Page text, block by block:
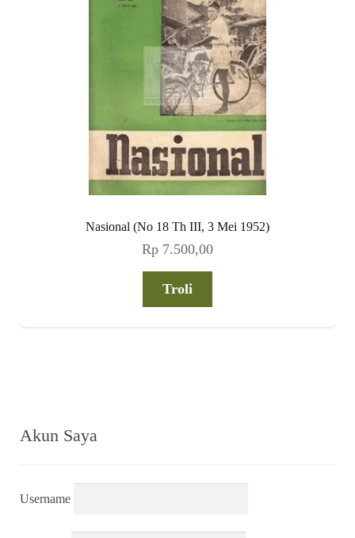
Nasional (No 18 Th III, 3 Mei 1952)
Rp 7.500,00
Troli
Akun Saya
Username